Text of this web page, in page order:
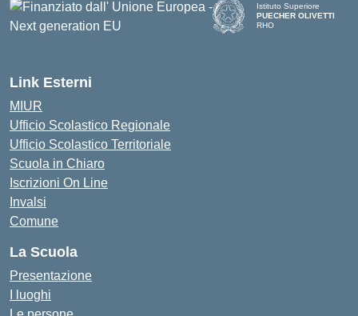
Istituto Superiore
PUECHER OLIVETTI
RHO
Link Esterni
MIUR
Ufficio Scolastico Regionale
Ufficio Scolastico Territoriale
Scuola in Chiaro
Iscrizioni On Line
Invalsi
Comune
La Scuola
Presentazione
I luoghi